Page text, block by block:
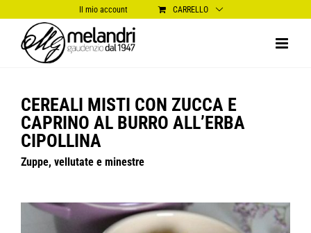
al
contenuto
Il mio account CARRELLO
CEREALI MISTI CON ZUCCA E
CAPRINO AL BURRO ALL’ERBA
CIPOLLINA
Zuppe, vellutate e minestre